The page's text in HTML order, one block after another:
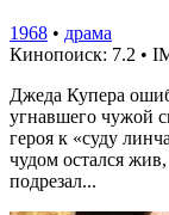
1968 • драма
Кинопоиск: 7.2 •
Джеда Купера
угнавшего чужой
героя к «суду
чудом остался
подрезал...